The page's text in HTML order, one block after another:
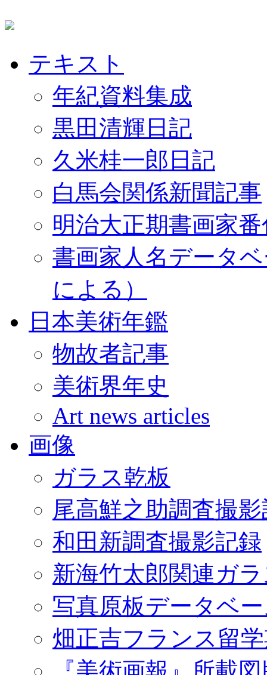
テキスト
年紀資料集成
黒田清輝日記
久米桂一郎日記
白馬会関係新聞記事
明治大正期書画家
書画家人名データ
による）
日本美術年鑑
物故者記事
美術界年史
Art news articles
画像
ガラス乾板
尾高鮮之助調査撮
和田新調査撮影記録
新海竹太郎関連ガ
写真原板データベ
畑正吉フランス留